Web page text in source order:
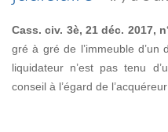
Cass. civ. 3è, 21 déc. 2017,
gré à gré de l’immeuble d’un
liquidateur n’est pas tenu
conseil à l’égard de